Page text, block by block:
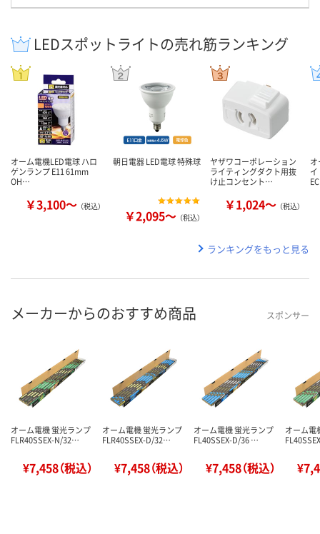
LEDスポットライトの売れ筋ランキング
オーム電機LED電球 ハロ
ゲンランプ E11 61mm
OH…
￥3,100～ （税込）
朝日電器 LED電球 特殊球
￥2,095～ （税込）
ヤザワコーポレーション
ライティングダクト用抜
け止コンセント…
￥1,024～ （税込）
ランキングをもっと見る
メーカーからのおすすめ商品 スポンサー
オーム電機 蛍光ランプ
FLR40SSEX-N/32…
¥7,458（税込）
オーム電機 蛍光ランプ
FLR40SSEX-D/32…
¥7,458（税込）
オーム電機 蛍光ランプ
FL40SSEX-D/36 …
¥7,458（税込）
オーム電